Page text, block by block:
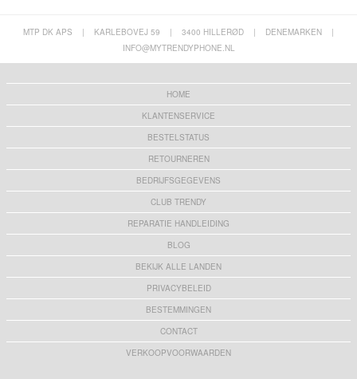
MTP DK APS | KARLEBOVEJ 59 | 3400 HILLERØD | DENEMARKEN
|
INFO@MYTRENDYPHONE.NL
HOME
KLANTENSERVICE
BESTELSTATUS
RETOURNEREN
BEDRIJFSGEGEVENS
CLUB TRENDY
REPARATIE HANDLEIDING
BLOG
BEKIJK ALLE LANDEN
PRIVACYBELEID
BESTEMMINGEN
CONTACT
VERKOOPVOORWAARDEN